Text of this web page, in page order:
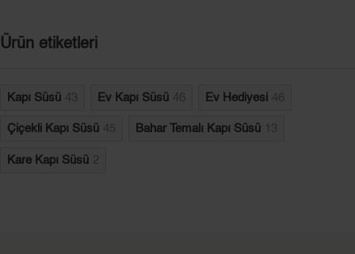
Ürün etiketleri
Kapı Süsü 43 Ev Kapı Süsü 46 Ev Hediyesi 46
Çiçekli Kapı Süsü 45 Bahar Temalı Kapı Süsü 13
Kare Kapı Süsü 2